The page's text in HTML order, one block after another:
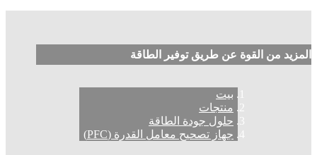
المزيد من القوة عن طريق توفير الطاقة
بيت
منتجات
حلول جودة الطاقة
جهاز تصحيح معامل القدرة (PFC)